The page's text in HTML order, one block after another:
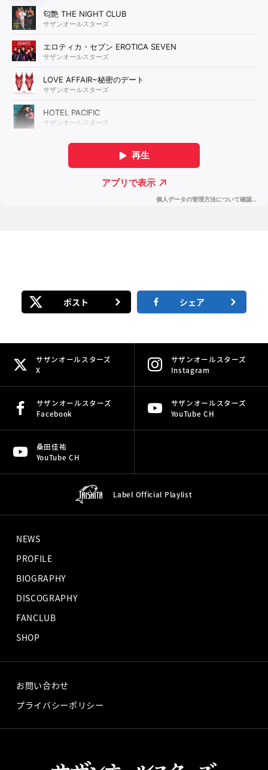
ポスト シェア
サザンオールスターズ
X
サザンオールスターズ
Instagram
サザンオールスターズ
Facebook
サザンオールスターズ
YouTube CH
桑田佳祐
YouTube CH
Label Official Playlist
NEWS
PROFILE
BIOGRAPHY
DISCOGRAPHY
FANCLUB
SHOP
お問い合わせ
プライバシーポリシー